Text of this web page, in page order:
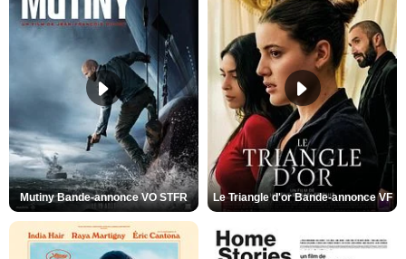
Mutiny Bande-annonce VO STFR Le Triangle d'or Bande-annonce VF